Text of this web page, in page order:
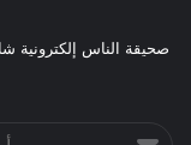
صحيقة الناس إلكترونية